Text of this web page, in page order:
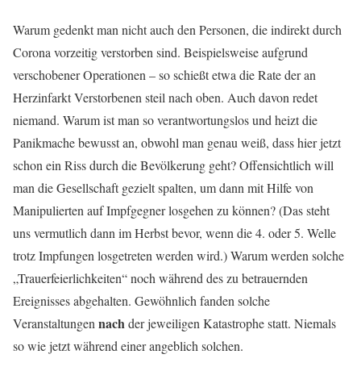
Warum gedenkt man nicht auch den Personen, die indirekt durch
Corona vorzeitig verstorben sind. Beispielsweise aufgrund
verschobener Operationen – so schießt etwa die Rate der an
Herzinfarkt Verstorbenen steil nach oben. Auch davon redet
niemand. Warum ist man so verantwortungslos und heizt die
Panikmache bewusst an, obwohl man genau weiß, dass hier jetzt
schon ein Riss durch die Bevölkerung geht? Offensichtlich will
man die Gesellschaft gezielt spalten, um dann mit Hilfe von
Manipulierten auf Impfgegner losgehen zu können? (Das steht
uns vermutlich dann im Herbst bevor, wenn die 4. oder 5. Welle
trotz Impfungen losgetreten werden wird.) Warum werden solche
„Trauerfeierlichkeiten“ noch während des zu betrauernden
Ereignisses abgehalten. Gewöhnlich fanden solche
Veranstaltungennachder jeweiligen Katastrophe statt. Niemals
so wie jetzt während einer angeblich solchen.